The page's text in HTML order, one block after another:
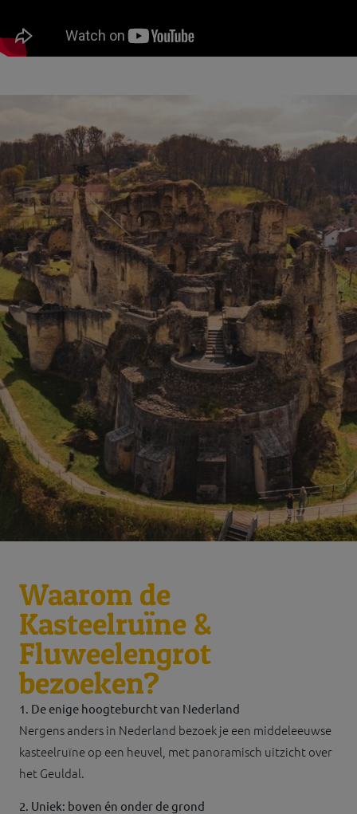
Waarom de
Kasteelruïne &
Fluweelengrot
bezoeken?
1. De enige hoogteburcht van Nederland
Nergens anders in Nederland bezoek je een middeleeuwse
kasteelruïne op een heuvel, met panoramisch uitzicht over
het Geuldal.
2. Uniek: boven én onder de grond